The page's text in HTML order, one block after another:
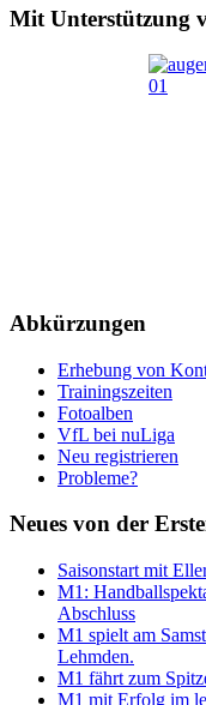
Mit Unterstützung
Abkürzungen
Erhebung von
Trainingszeiten
Fotoalben
VfL bei nuLiga
Neu registrieren
Probleme?
Neues von der
Saisonstart mit
M1:
Abschluss
M1 spielt am
Lehmden.
M1 fährt zum
M1 mit Erfolg im